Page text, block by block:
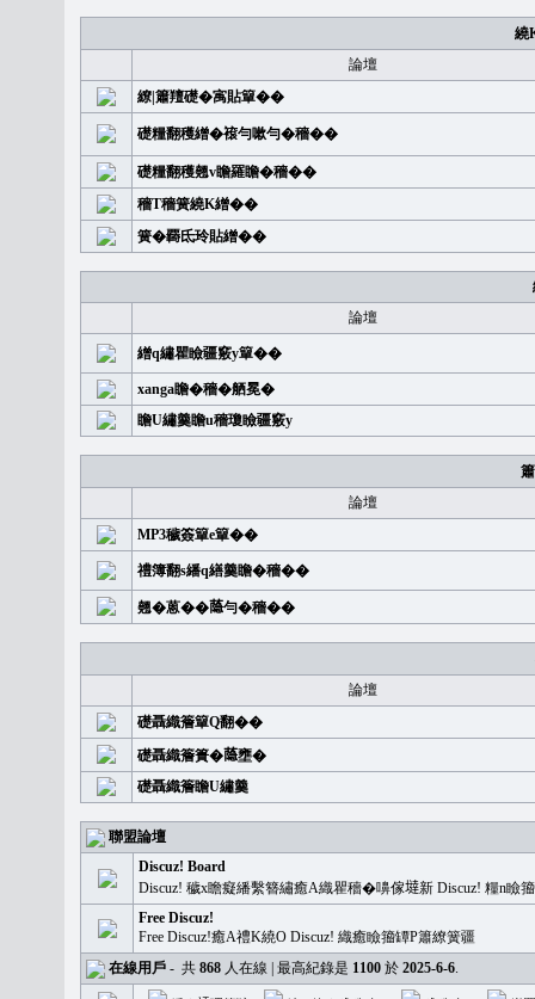
繞
論壇
繚|簫羶礎�㝢貼簞��
礎糧翻穫繒�䙛勻嗽勻�穡��
礎糧翻穫翹v瞻羅瞻�穡��
穡T穡簧繞K繒��
簧�覉氐玲貼繒��
論壇
繒q繡瞿瞼疆竅y簞��
xanga瞻�穡�舾冕�
瞻U繡羹瞻u穡瓊瞼疆竅y
論壇
MP3穢簽簞e簞��
禮簿翻s繙q繕羹瞻�穡��
翹�蒽��𦻕勻�穡��
論壇
礎聶織簷簞Q翻��
礎聶織簷簣�𦻕壅�
礎聶織簷瞻U繡羹
聯盟論壇
Discuz! Board
Discuz! 穢x瞻癡繙繫簪繡癒A織瞿穡�嚊傢𡐿新 Discuz! 糧n
Free Discuz!
Free Discuz!癒A禮K繞O Discuz! 織癒瞼籀罈P簫繚簧疆
在線用戶 - 共 868 人在線 | 最高紀錄是 1100 於 2025-6-6.